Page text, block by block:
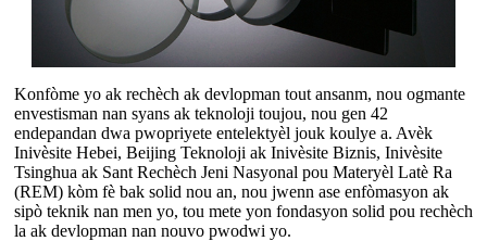
Konfòme yo ak rechèch ak devlopman tout ansanm, nou ogmante
envestisman nan syans ak teknoloji toujou, nou gen 42
endepandan dwa pwopriyete entelektyèl jouk koulye a. Avèk
Inivèsite Hebei, Beijing Teknoloji ak Inivèsite Biznis, Inivèsite
Tsinghua ak Sant Rechèch Jeni Nasyonal pou Materyèl Latè Ra
(REM) kòm fè bak solid nou an, nou jwenn ase enfòmasyon ak
sipò teknik nan men yo, tou mete yon fondasyon solid pou rechèch
la ak devlopman nan nouvo pwodwi yo.